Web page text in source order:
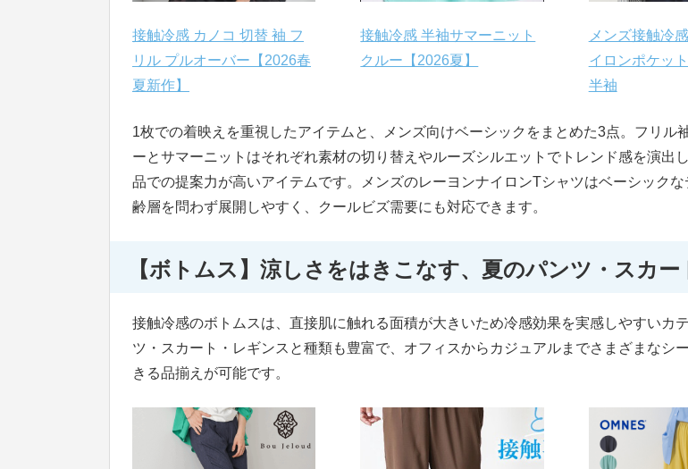
接触冷感 カノコ 切替 袖 フ
リル プルオーバー【2026春
夏新作】
接触冷感 半袖サマーニット
クルー【2026夏】
メンズ接触冷
イロンポケッ
半袖
1枚での着映えを重視したアイテムと、メンズ向けベーシックをまとめた3点。フリル
ーとサマーニットはそれぞれ素材の切り替えやルーズシルエットでトレンド感を演出
品での提案力が高いアイテムです。メンズのレーヨンナイロンTシャツはベーシック
齢層を問わず展開しやすく、クールビズ需要にも対応できます。
【ボトムス】涼しさをはきこなす、夏のパンツ・スカー
接触冷感のボトムスは、直接肌に触れる面積が大きいため冷感効果を実感しやすいカ
ツ・スカート・レギンスと種類も豊富で、オフィスからカジュアルまでさまざまなシ
きる品揃えが可能です。